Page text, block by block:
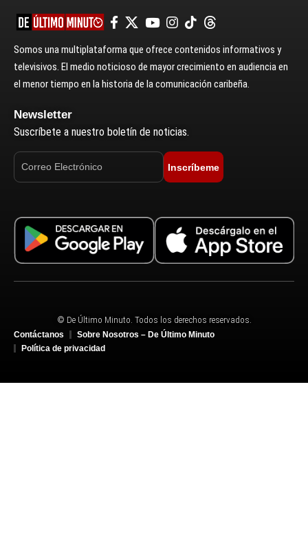
Somos una multiplataforma que ofrece contenidos informativos y
televisivos. El medio noticioso de mayor crecimiento en audiencia en
el menor tiempo en la historia de la comunicación caribeña.
Newsletter
Suscríbete a nuestro boletín de noticias.
Inscríbeme
© De Último Minuto. Todos los derechos reservados.
Contáctanos
Sobre Nosotros – De Último Minuto
Política de privacidad